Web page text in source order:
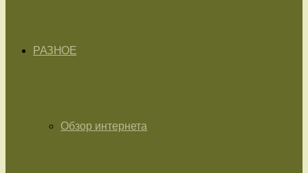
РАЗНОЕ
Обзор интернета